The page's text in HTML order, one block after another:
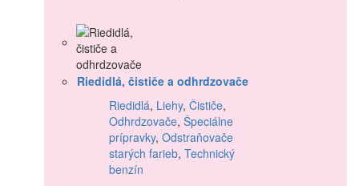
Riedidlá, čističe a odhrdzovače
Riedidlá, Liehy, Čističe,
Odhrdzovače, Špeciálne
prípravky, Odstraňovače
starých farieb, Technický
benzín